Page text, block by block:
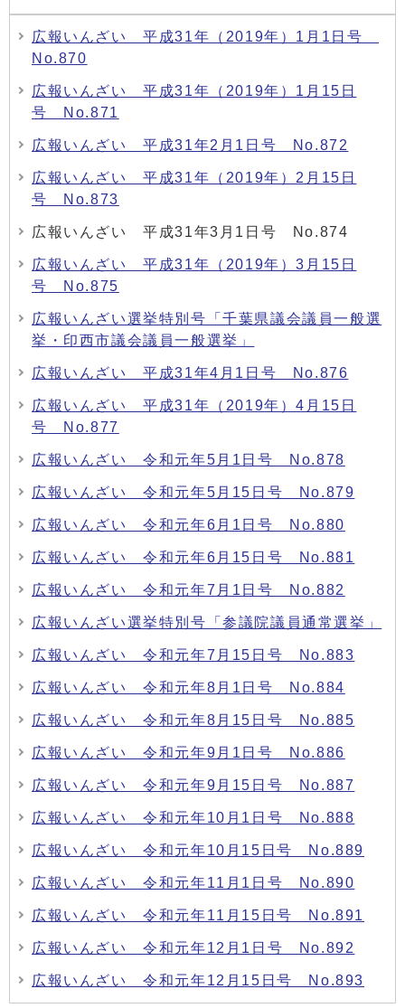
広報いんざい 平成31年（2019年）1月1日号
No.870
広報いんざい 平成31年（2019年）1月15日
号 No.871
広報いんざい 平成31年2月1日号 No.872
広報いんざい 平成31年（2019年）2月15日
号 No.873
広報いんざい 平成31年3月1日号 No.874
広報いんざい 平成31年（2019年）3月15日
号 No.875
広報いんざい選挙特別号「千葉県議会議員一般選
挙・印西市議会議員一般選挙」
広報いんざい 平成31年4月1日号 No.876
広報いんざい 平成31年（2019年）4月15日
号 No.877
広報いんざい 令和元年5月1日号 No.878
広報いんざい 令和元年5月15日号 No.879
広報いんざい 令和元年6月1日号 No.880
広報いんざい 令和元年6月15日号 No.881
広報いんざい 令和元年7月1日号 No.882
広報いんざい選挙特別号「参議院議員通常選挙」
広報いんざい 令和元年7月15日号 No.883
広報いんざい 令和元年8月1日号 No.884
広報いんざい 令和元年8月15日号 No.885
広報いんざい 令和元年9月1日号 No.886
広報いんざい 令和元年9月15日号 No.887
広報いんざい 令和元年10月1日号 No.888
広報いんざい 令和元年10月15日号 No.889
広報いんざい 令和元年11月1日号 No.890
広報いんざい 令和元年11月15日号 No.891
広報いんざい 令和元年12月1日号 No.892
広報いんざい 令和元年12月15日号 No.893